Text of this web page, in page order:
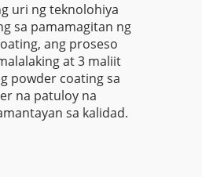
uri ng teknolohiya
sa pamamagitan ng
ang proseso
at 3 maliit
powder coating sa
na patuloy na
sa kalidad.